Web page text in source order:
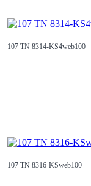
107 TN 8314-KS4web100
107 TN 8316-KSweb100